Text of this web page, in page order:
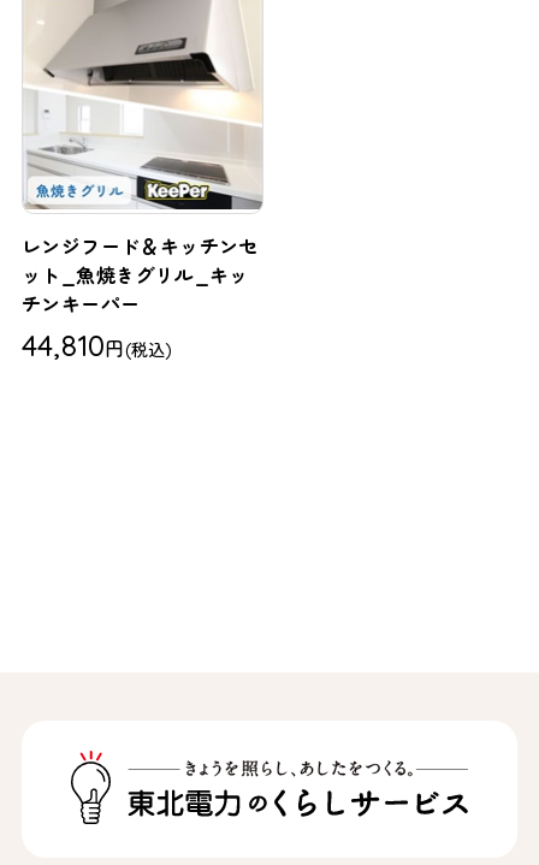
レンジフード＆キッチンセ
ット_魚焼きグリル_キッ
チンキーパー
44,810円(税込)